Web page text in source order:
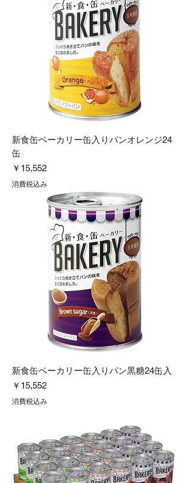
新食缶ベーカリー缶入りパンオレンジ24
缶
価格
￥15,552
消費税込み
新食缶ベーカリー缶入りパン黒糖24缶入
価格
￥15,552
消費税込み